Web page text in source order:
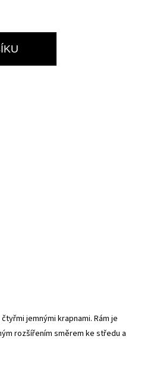
jemnými krapnami. Rám je
rozšířením směrem ke středu a